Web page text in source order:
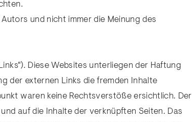
und nicht immer die Meinung des
Diese Websites unterliegen der Haftung
der externen Links die fremden Inhalte
waren keine Rechtsverstöße ersichtlich. Der
auf die Inhalte der verknüpften Seiten. Das